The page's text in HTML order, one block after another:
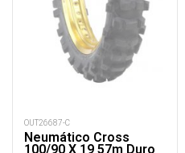
OUT26687-C
Neumático Cross
100/90 X 19 57m Duro